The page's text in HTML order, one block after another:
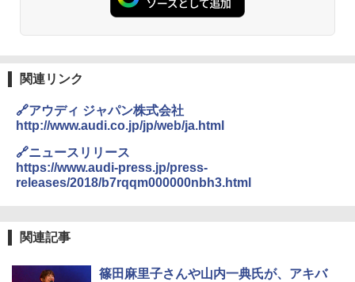
関連リンク
🔗アウディ ジャパン株式会社
http://www.audi.co.jp/jp/web/ja.html
🔗ニュースリリース
https://www.audi-press.jp/press-
releases/2018/b7rqqm000000nbh3.html
関連記事
篠田麻里子さんや山内一典氏が、アキバ